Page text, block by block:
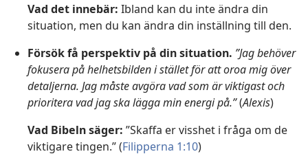
Vad det innebär: Ibland kan du inte ändra din
situation, men du kan ändra din inställning till den.
Försök få perspektiv på din situation. ”Jag behöver
fokusera på helhetsbilden i stället för att oroa mig över
detaljerna. Jag måste avgöra vad som är viktigast och
prioritera vad jag ska lägga min energi på.”(Alexis)
Vad Bibeln säger: ”Skaffa er visshet i fråga om de
viktigare tingen.” (Filipperna 1:10)